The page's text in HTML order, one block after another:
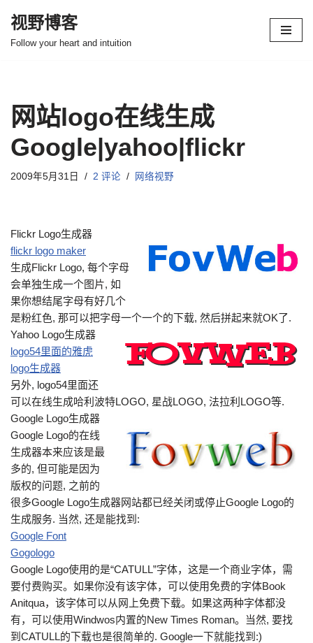
跳
视野博客
Follow your heart and intuition
网站logo在线生成
Google|yahoo|flickr
2009年5月31日 2 评论 网络视野
Flickr Logo生成器
flickr logo maker
生成Flickr Logo, 每个字母
会单独生成一个图片, 如
果你想结尾字母有好几个
是粉红色, 那可以把字母一个一个的下载, 然后拼起来就OK了.
Yahoo Logo生成器
logo54里面的雅虎
logo生成器
另外, logo54里面还
可以在线生成哈利波特LOGO, 星战LOGO, 法拉利LOGO等.
Google Logo生成器
Google Logo的在线
生成器本来应该是最
多的, 但可能是因为
版权的问题, 之前的
很多Google Logo生成器网站都已经关闭或停止Google Logo的
生成服务. 当然, 还是能找到:
Google Font
Gogologo
Google Logo使用的是“CATULL”字体，这是一个商业字体，需
要付费购买。如果你没有该字体，可以使用免费的字体Book
Anitqua，该字体可以从网上免费下载。如果这两种字体都没
有，可以使用Windwos内置的New Times Roman。当然, 要找
到CATULL的下载也是很简单的. Google一下就能找到:)